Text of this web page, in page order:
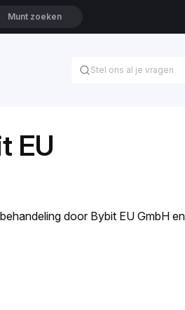
EU
door Bybit EU GmbH